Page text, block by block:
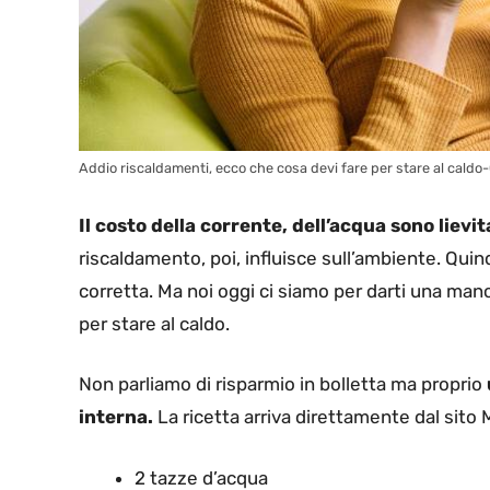
Addio riscaldamenti, ecco che cosa devi fare per stare al
Il costo della corrente, dell’acqua sono
riscaldamento, poi, influisce sull’ambiente.
corretta. Ma noi oggi ci siamo per darti una
per stare al caldo.
Non parliamo di risparmio in bolletta ma proprio
interna. La ricetta arriva direttamente dal sito
2 tazze d’acqua